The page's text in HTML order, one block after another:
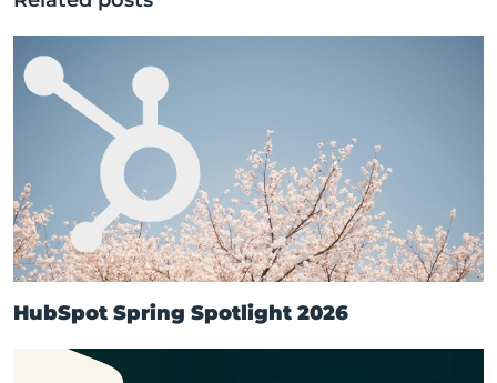
HubSpot Spring Spotlight 2026